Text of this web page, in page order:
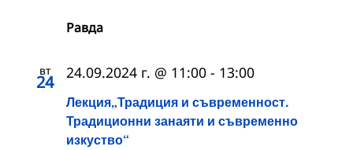
Равда
вт
24
Лекция„Традиция и съвременност.
Традиционни занаяти и съвременно
изкуство“
24.09.2024 г. @ 11:00 - 13:00